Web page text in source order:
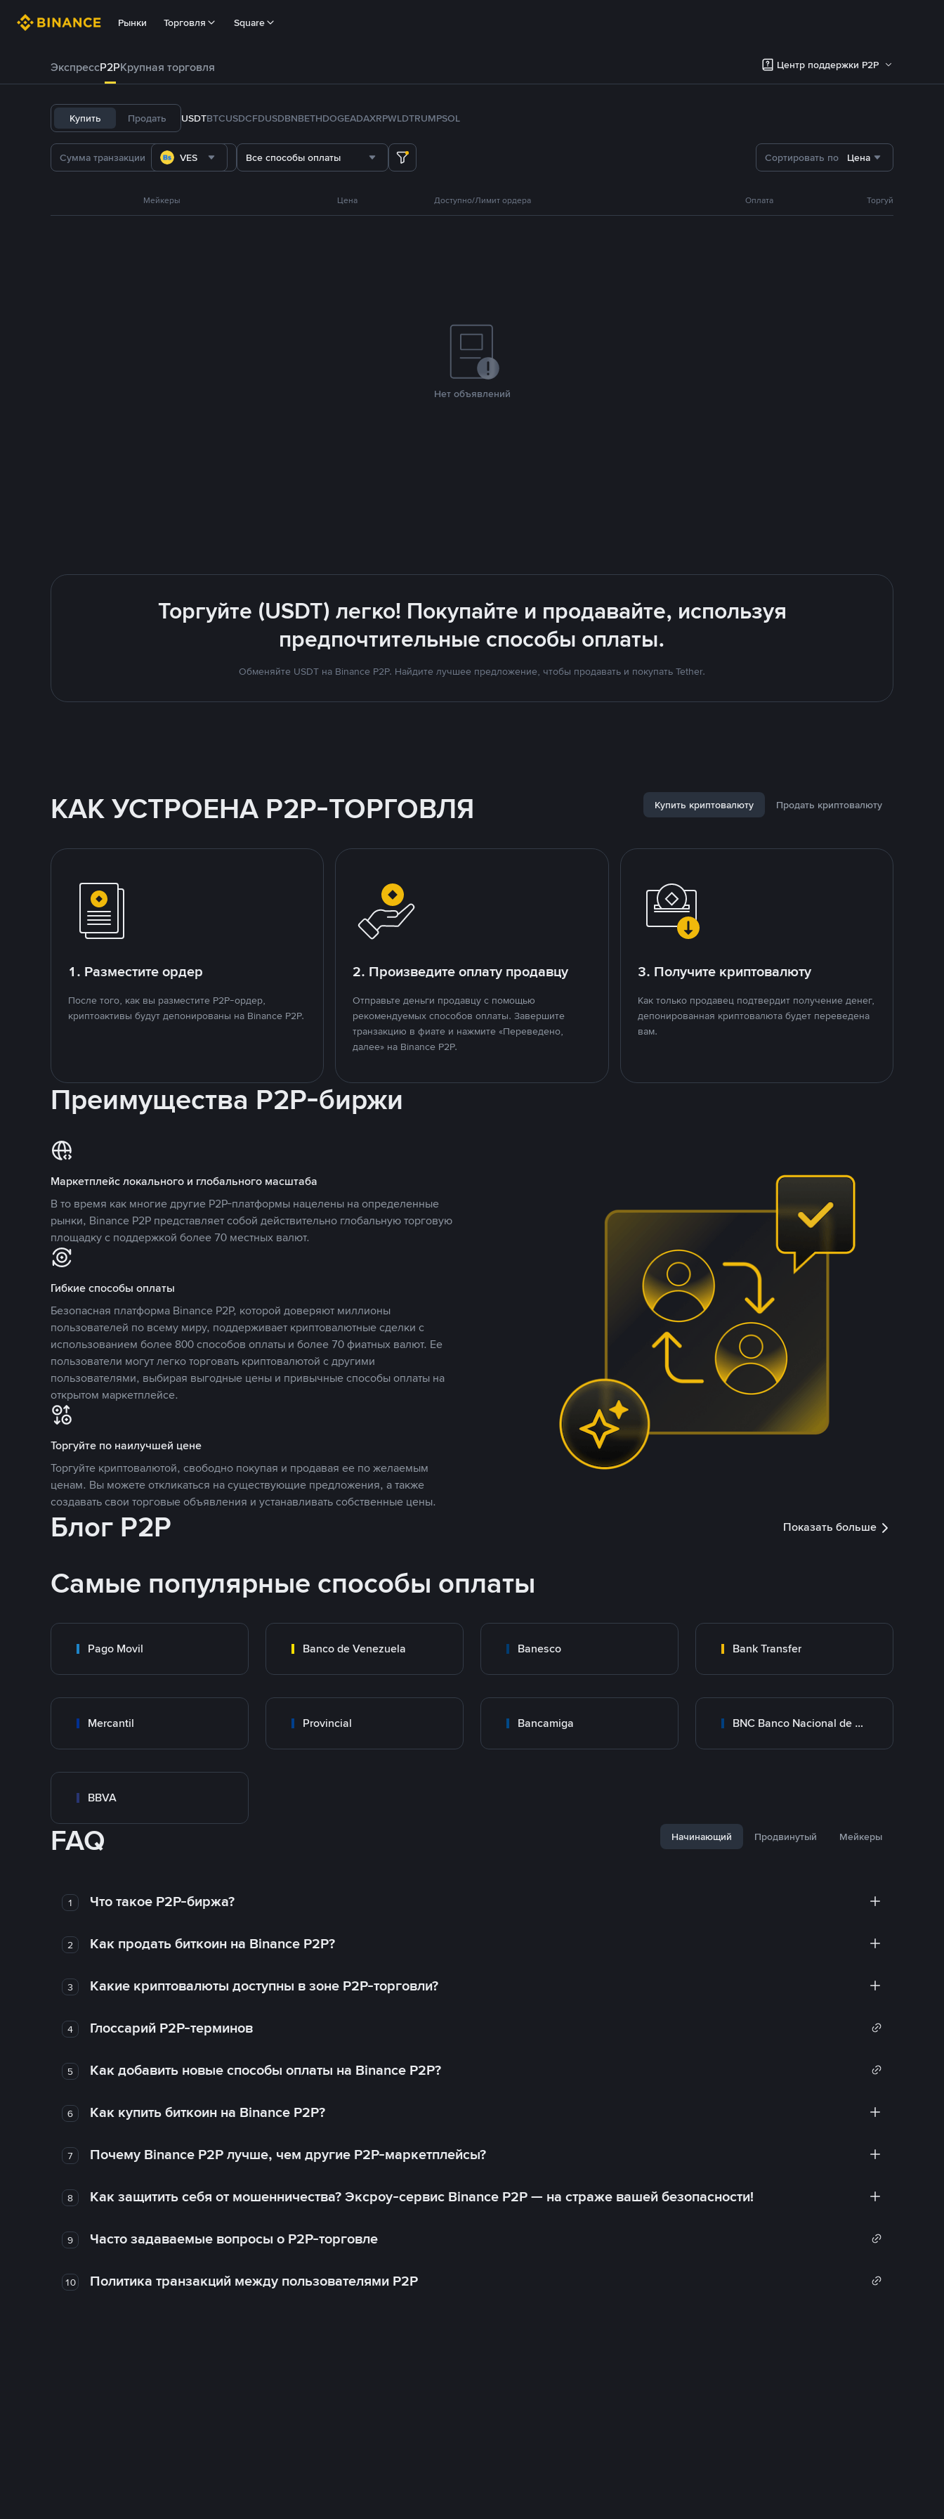
Рынки Торговля Square
ЭкспрессP2PКрупная торговля Центр поддержки P2P
Купить Продать USDTBTCUSDCFDUSDBNBETHDOGEADAXRPWLDTRUMPSOL
VES Все способы оплаты Сортировать по Цена
Мейкеры Цена Доступно/Лимит ордера Оплата Торгуй
Нет объявлений
Торгуйте (USDT) легко! Покупайте и продавайте, используя
предпочтительные способы оплаты.
Обменяйте USDT на Binance P2P. Найдите лучшее предложение, чтобы продавать и покупать Tether.
КАК УСТРОЕНА P2P-ТОРГОВЛЯ Купить криптовалюту Продать криптовалюту
1. Разместите ордер
После того, как вы разместите P2P-ордер,
криптоактивы будут депонированы на Binance P2P.
2. Произведите оплату продавцу
Отправьте деньги продавцу с помощью
рекомендуемых способов оплаты. Завершите
транзакцию в фиате и нажмите «Переведено,
далее» на Binance P2P.
3. Получите криптовалюту
Как только продавец подтвердит получение денег,
депонированная криптовалюта будет переведена
вам.
Преимущества P2P-биржи
Маркетплейс локального и глобального масштаба
В то время как многие другие P2P-платформы нацелены на определенные
рынки, Binance P2P представляет собой действительно глобальную торговую
площадку с поддержкой более 70 местных валют.
Гибкие способы оплаты
Безопасная платформа Binance P2P, которой доверяют миллионы
пользователей по всему миру, поддерживает криптовалютные сделки с
использованием более 800 способов оплаты и более 70 фиатных валют. Ее
пользователи могут легко торговать криптовалютой с другими
пользователями, выбирая выгодные цены и привычные способы оплаты на
открытом маркетплейсе.
Торгуйте по наилучшей цене
Торгуйте криптовалютой, свободно покупая и продавая ее по желаемым
ценам. Вы можете откликаться на существующие предложения, а также
создавать свои торговые объявления и устанавливать собственные цены.
Блог P2P Показать больше
Самые популярные способы оплаты
Pago Movil Banco de Venezuela Banesco Bank Transfer
Mercantil Provincial Bancamiga BNC Banco Nacional de Crédito
BBVA
FAQ Начинающий Продвинутый Мейкеры
1 Что такое P2P-биржа?
2 Как продать биткоин на Binance P2P?
3 Какие криптовалюты доступны в зоне P2P-торговли?
4 Глоссарий P2P-терминов
5 Как добавить новые способы оплаты на Binance P2P?
6 Как купить биткоин на Binance P2P?
7 Почему Binance P2P лучше, чем другие P2P-маркетплейсы?
8 Как защитить себя от мошенничества? Эксроу-сервис Binance P2P — на страже вашей безопасности!
9 Часто задаваемые вопросы о P2P-торговле
10 Политика транзакций между пользователями P2P